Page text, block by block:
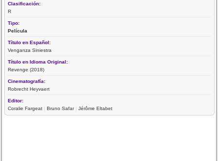
Clasificación:
R
Tipo:
Película
Título en Español:
Venganza Siniestra
Título en Idioma Original:
Revenge (2018)
Cinematografía:
Robrecht Heyvaert
Editor:
Coralie Fargeat |Bruno Safar|Jérôme Eltabet